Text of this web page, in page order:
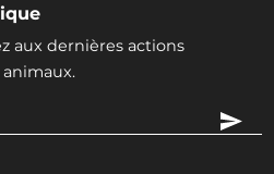
aux dernières actions